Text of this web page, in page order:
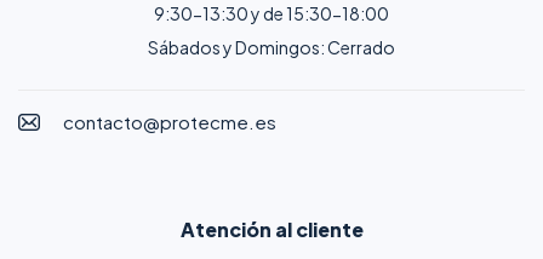
9:30-13:30 y de 15:30-18:00
Sábados y Domingos: Cerrado
contacto@protecme.es
Atención al cliente